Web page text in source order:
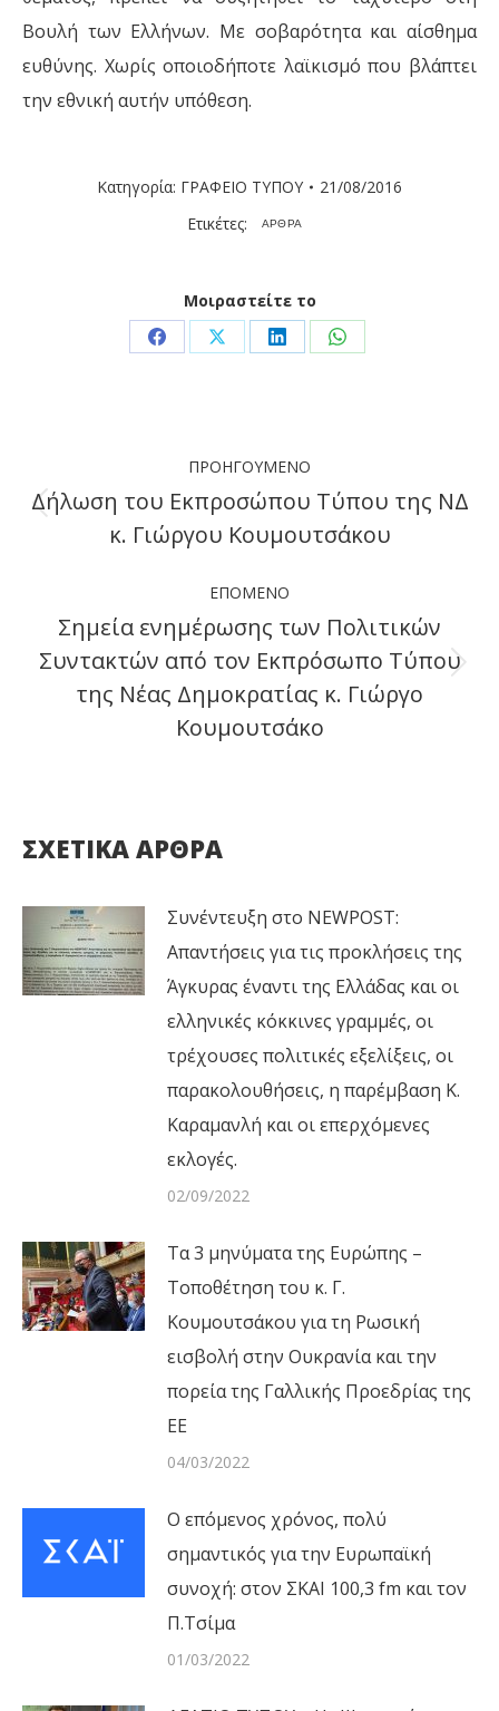
Βουλή των Ελλήνων. Με σοβαρότητα και αίσθημα
ευθύνης. Χωρίς οποιοδήποτε λαϊκισμό που βλάπτει
την εθνική αυτήν υπόθεση.
Κατηγορία: ΓΡΑΦΕΙΟ ΤΥΠΟΥ
21/08/2016
Ετικέτες:
ΑΡΘΡΑ
Μοιραστείτε το
Share Share Share Share
navigation
ΠΡΟΗΓΟΎΜΕΝΟ
Previous
post:
Δήλωση του Εκπροσώπου Τύπου της ΝΔ
κ. Γιώργου Κουμουτσάκου
ΕΠΌΜΕΝΟ
Next
post:
Σημεία ενημέρωσης των Πολιτικών
Συντακτών από τον Εκπρόσωπο Τύπου
της Νέας Δημοκρατίας κ. Γιώργο
Κουμουτσάκο
ΣΧΕΤΙΚΑ ΑΡΘΡΑ
Συνέντευξη στο NEWPOST:
Απαντήσεις για τις προκλήσεις της
Άγκυρας έναντι της Ελλάδας και οι
ελληνικές κόκκινες γραμμές, οι
τρέχουσες πολιτικές εξελίξεις, οι
παρακολουθήσεις, η παρέμβαση Κ.
Καραμανλή και οι επερχόμενες
εκλογές.
02/09/2022
Τα 3 μηνύματα της Ευρώπης –
Τοποθέτηση του κ. Γ.
Κουμουτσάκου για τη Ρωσική
εισβολή στην Ουκρανία και την
πορεία της Γαλλικής Προεδρίας της
ΕΕ
04/03/2022
Ο επόμενος χρόνος, πολύ
σημαντικός για την Ευρωπαϊκή
συνοχή: στον ΣΚΑΙ 100,3 fm και τον
Π.Τσίμα
01/03/2022